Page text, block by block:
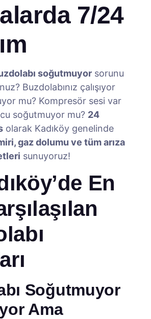
7/24
soğutmuyor sorunu
Buzdolabınız çalışıyor
mu? Kompresör sesi var
soğutmuyor mu? 24
olarak Kadıköy genelinde
gaz dolumu ve tüm arıza
sunuyoruz!
En
Soğutmuyor
Ama